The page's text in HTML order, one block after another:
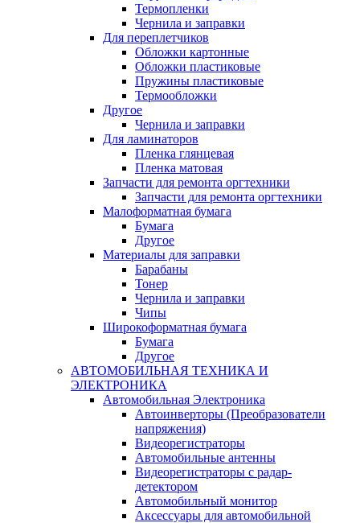
Термопленки
Чернила и заправки
Для переплетчиков
Обложки картонные
Обложки пластиковые
Пружины пластиковые
Термообложки
Другое
Чернила и заправки
Для ламинаторов
Пленка глянцевая
Пленка матовая
Запчасти для ремонта оргтехники
Запчасти для ремонта оргтехники
Малоформатная бумага
Бумага
Другое
Материалы для заправки
Барабаны
Тонер
Чернила и заправки
Чипы
Широкоформатная бумага
Бумага
Другое
АВТОМОБИЛЬНАЯ ТЕХНИКА И
ЭЛЕКТРОНИКА
Автомобильная Электроника
Автоинверторы (Преобразователи
напряжения)
Видеорегистраторы
Автомобильные антенны
Видеорегистраторы с радар-
детектором
Автомобильный монитор
Аксессуары для автомобильной